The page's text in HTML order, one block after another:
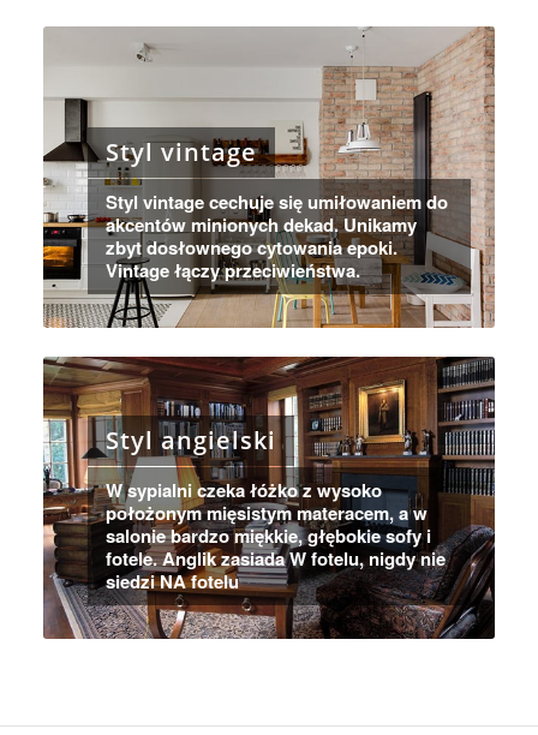
Styl vintage
Styl vintage cechuje się umiłowaniem do
akcentów minionych dekad. Unikamy
zbyt dosłownego cytowania epoki.
Vintage łączy przeciwieństwa.
Styl angielski
W sypialni czeka łóżko z wysoko
położonym mięsistym materacem, a w
salonie bardzo miękkie, głębokie sofy i
fotele. Anglik zasiada W fotelu, nigdy nie
siedzi NA fotelu